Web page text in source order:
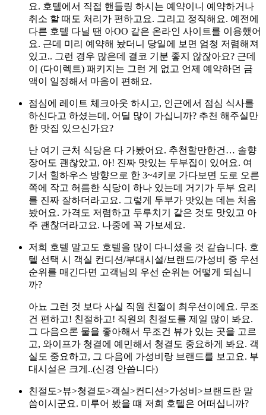
요. 호텔에서 직접 핸들링 하시는 예약이니 예약하거나
취소 할 때도 처리가 편하고요. 그리고 정직해요. 예전에
다른 호텔 다닐 땐 아OO 같은 온라인 사이트를 이용했어
요. 근데 미리 예약해 놨더니 당일에 보면 엄청 저렴해져
있고.. 그런 경우 많은데 결코 기분 좋지 않잖아요? 근데
이 (다이렉트) 패키지는 그런 게 없고 언제 예약하던 금
액이 일정해서 마음이 편해요.
점심에 레이트 체크아웃 하시고, 인근에서 점심 식사를
하신다고 하셨는데, 어딜 많이 가십니까? 추천 해주실만
한 맛집 있으신가요?
난 여기 근처 식당은 다 가봤어요. 추천할만한건… 솔향
장어도 괜찮았고, 아! 진짜 맛있는 두부집이 있어요. 여
기서 힐하우스 방향으로 한 3~4키로 가다보면 도로 오른
쪽에 작고 허름한 식당이 하나 있는데 거기가 두부 요리
를 진짜 잘하더라고요. 그렇게 두부가 맛있는 데는 처음
봤어요. 가격도 저렴하고 두루치기 같은 것도 맛있고 아
주 괜찮더라고요. 나중에 꼭 가보세요.
저희 호텔 말고도 호텔을 많이 다니셨을 것 같습니다. 호
텔 선택 시 객실 컨디션/부대시설/브랜드/가성비 중 우선
순위를 매긴다면 고객님의 우선 순위는 어떻게 되십니
까?
아뇨 그런 것 보다 사실 직원 친절이 최우선이에요. 무조
건 편하고! 친절하고! 직원의 친절도를 제일 많이 봐요.
그 다음으론 물을 좋아해서 무조건 뷰가 있는 곳을 고르
고, 와이프가 청결에 예민해서 청결도 중요하게 봐요. 객
실도 중요하고, 그 다음에 가성비랑 브랜드를 보고요. 부
대시설은 크게..(신경 안씁니다)
친절도>뷰>청결도>객실>컨디션>가성비>브랜드란 말
씀이시군요. 미루어 봤을 떄 저희 호텔은 어떠십니까?